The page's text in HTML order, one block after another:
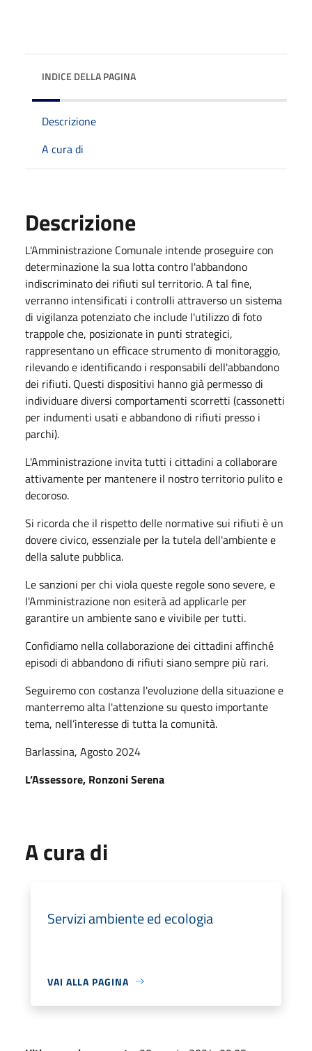
INDICE DELLA PAGINA
Descrizione
A cura di
Descrizione
L'Amministrazione Comunale intende proseguire con
determinazione la sua lotta contro l'abbandono
indiscriminato dei rifiuti sul territorio. A tal fine,
verranno intensificati i controlli attraverso un sistema
di vigilanza potenziato che include l'utilizzo di foto
trappole che, posizionate in punti strategici,
rappresentano un efficace strumento di monitoraggio,
rilevando e identificando i responsabili dell'abbandono
dei rifiuti. Questi dispositivi hanno già permesso di
individuare diversi comportamenti scorretti (cassonetti
per indumenti usati e abbandono di rifiuti presso i
parchi).
L'Amministrazione invita tutti i cittadini a collaborare
attivamente per mantenere il nostro territorio pulito e
decoroso.
Si ricorda che il rispetto delle normative sui rifiuti è un
dovere civico, essenziale per la tutela dell'ambiente e
della salute pubblica.
Le sanzioni per chi viola queste regole sono severe, e
l'Amministrazione non esiterà ad applicarle per
garantire un ambiente sano e vivibile per tutti.
Confidiamo nella collaborazione dei cittadini affinché
episodi di abbandono di rifiuti siano sempre più rari.
Seguiremo con costanza l'evoluzione della situazione e
manterremo alta l'attenzione su questo importante
tema, nell’interesse di tutta la comunità.
Barlassina, Agosto 2024
L’Assessore, Ronzoni Serena
A cura di
Servizi ambiente ed ecologia
VAI ALLA PAGINA